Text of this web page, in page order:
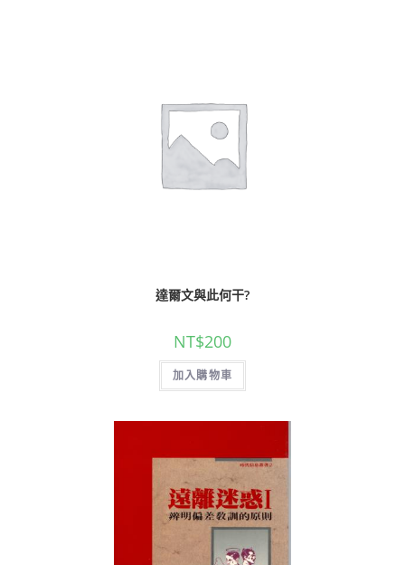
達爾文與此何干?
NT$200
加入購物車